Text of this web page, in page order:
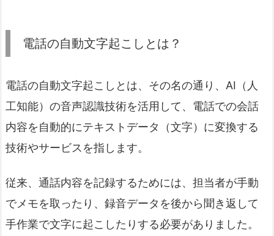
電話の自動文字起こしとは？
電話の自動文字起こしとは、その名の通り、AI（人
工知能）の音声認識技術を活用して、電話での会話
内容を自動的にテキストデータ（文字）に変換する
技術やサービスを指します。
従来、通話内容を記録するためには、担当者が手動
でメモを取ったり、録音データを後から聞き返して
手作業で文字に起こしたりする必要がありました。